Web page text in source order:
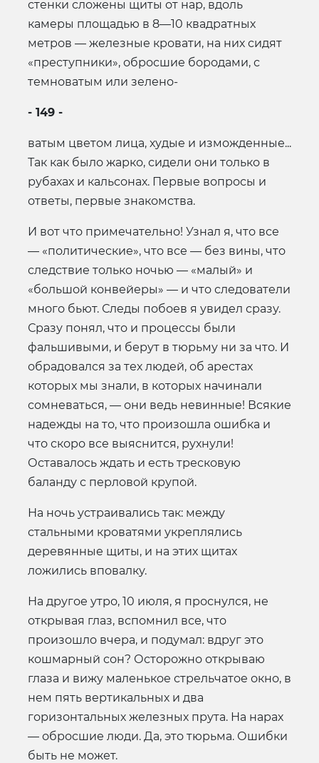
стенки сложены щиты от нар, вдоль
камеры площадью в 8—10 квадратных
метров — железные кровати, на них сидят
«преступники», обросшие бородами, с
темноватым или зелено-
- 149 -
ватым цветом лица, худые и изможденные...
Так как было жарко, сидели они только в
рубахах и кальсонах. Первые вопросы и
ответы, первые знакомства.
И вот что примечательно! Узнал я, что все
— «политические», что все — без вины, что
следствие только ночью — «малый» и
«большой конвейеры» — и что следователи
много бьют. Следы побоев я увидел сразу.
Сразу понял, что и процессы были
фальшивыми, и берут в тюрьму ни за что. И
обрадовался за тех людей, об арестах
которых мы знали, в которых начинали
сомневаться, — они ведь невинные! Всякие
надежды на то, что произошла ошибка и
что скоро все выяснится, рухнули!
Оставалось ждать и есть тресковую
баланду с перловой крупой.
На ночь устраивались так: между
стальными кроватями укреплялись
деревянные щиты, и на этих щитах
ложились вповалку.
На другое утро, 10 июля, я проснулся, не
открывая глаз, вспомнил все, что
произошло вчера, и подумал: вдруг это
кошмарный сон? Осторожно открываю
глаза и вижу маленькое стрельчатое окно, в
нем пять вертикальных и два
горизонтальных железных прута. На нарах
— обросшие люди. Да, это тюрьма. Ошибки
быть не может.